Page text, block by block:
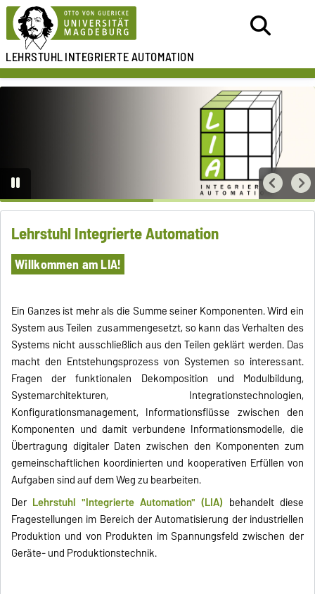
LEHRSTUHLINTEGRIERTE AUTOMATION
Lehrstuhl Integrierte Automation
Willkommen am LIA!
Ein Ganzes ist mehr als die Summe seiner Komponenten. Wird ein
System aus Teilen zusammengesetzt, so kann das Verhalten des
Systems nicht ausschließlich aus den Teilen geklärt werden. Das
macht den Entstehungsprozess von Systemen so interessant.
Fragen der funktionalen Dekomposition und Modulbildung,
Systemarchitekturen, Integrationstechnologien,
Konfigurationsmanagement, Informationsflüsse zwischen den
Komponenten und damit verbundene Informationsmodelle, die
Übertragung digitaler Daten zwischen den Komponenten zum
gemeinschaftlichen koordinierten und kooperativen Erfüllen von
Aufgaben sind auf dem Weg zu bearbeiten.
Der Lehrstuhl "Integrierte Automation" (LIA) behandelt diese
Fragestellungen im Bereich der Automatisierung der industriellen
Produktion und von Produkten im Spannungsfeld zwischen der
Geräte- und Produktionstechnik.